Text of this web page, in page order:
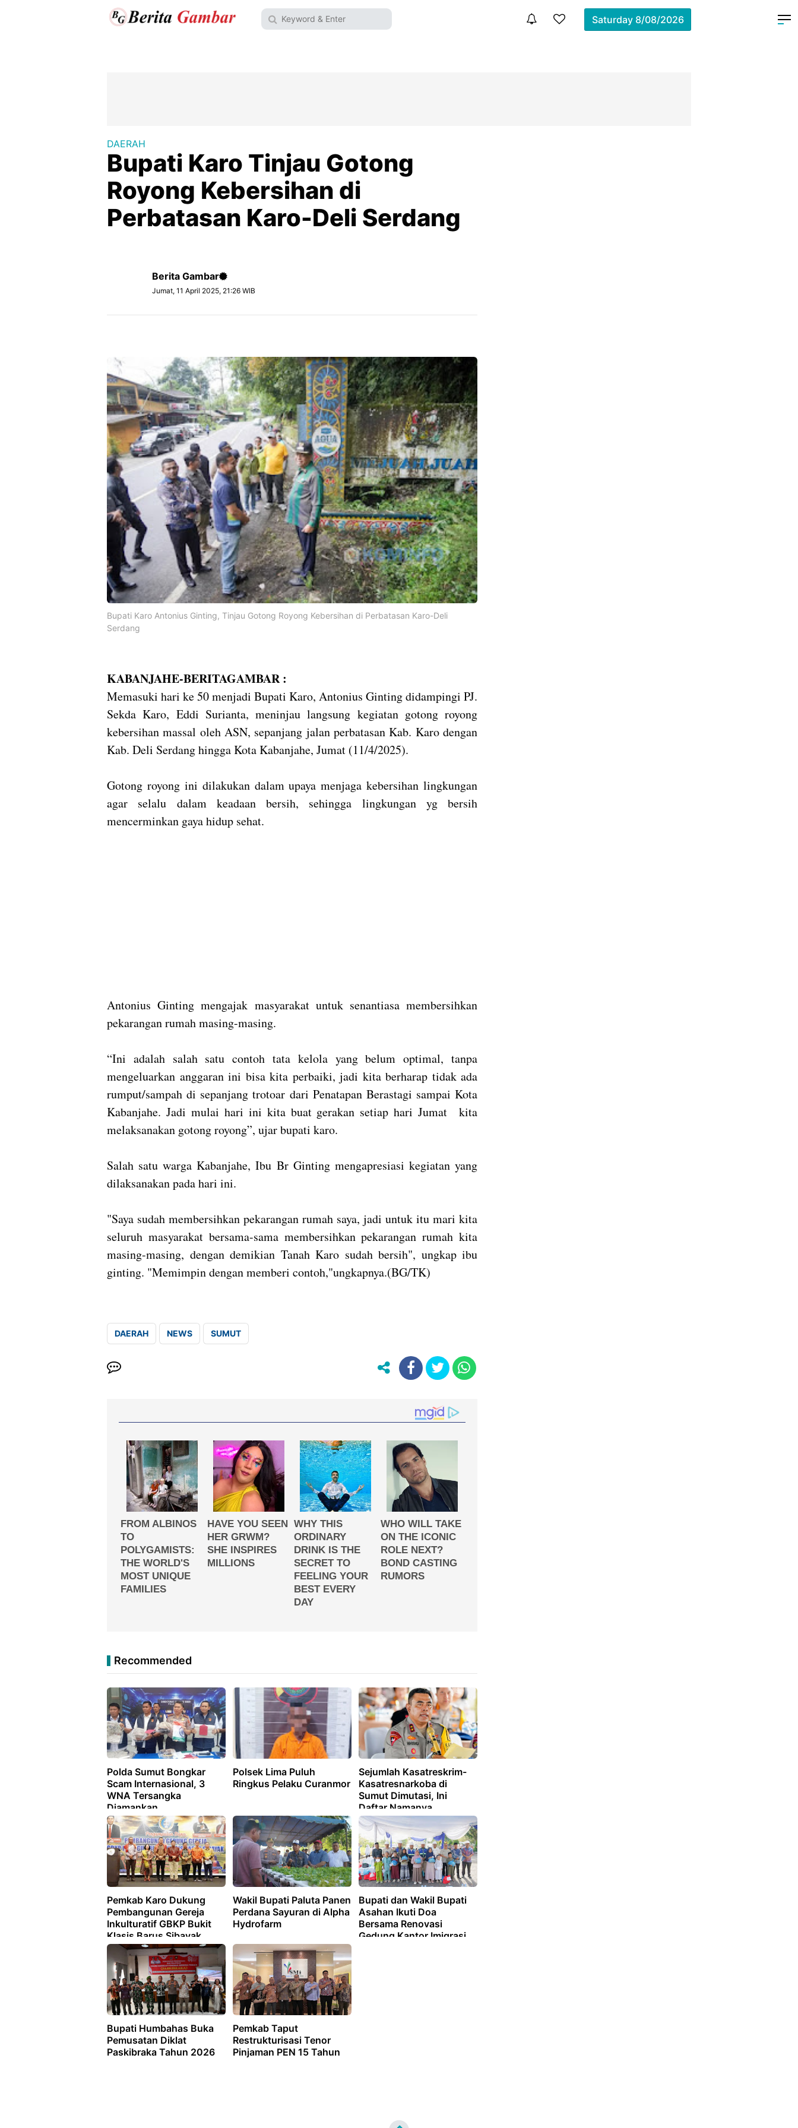
Saturday 8/08/2026
DAERAH
Bupati Karo Tinjau Gotong
Royong Kebersihan di
Perbatasan Karo-Deli Serdang
Berita Gambar
Jumat, 11 April 2025, 21:26 WIB
Bupati Karo Antonius Ginting, Tinjau Gotong Royong Kebersihan di Perbatasan Karo-Deli
Serdang
KABANJAHE-BERITAGAMBAR :
Memasuki hari ke 50 menjadi Bupati Karo, Antonius Ginting didampingi PJ.
Sekda Karo, Eddi Surianta, meninjau langsung kegiatan gotong royong
kebersihan massal oleh ASN, sepanjang jalan perbatasan Kab. Karo dengan
Kab. Deli Serdang hingga Kota Kabanjahe, Jumat (11/4/2025).
Gotong royong ini dilakukan dalam upaya menjaga kebersihan lingkungan
agar selalu dalam keadaan bersih, sehingga lingkungan yg bersih
mencerminkan gaya hidup sehat.
Antonius Ginting mengajak masyarakat untuk senantiasa membersihkan
pekarangan rumah masing-masing.
“Ini adalah salah satu contoh tata kelola yang belum optimal, tanpa
mengeluarkan anggaran ini bisa kita perbaiki, jadi kita berharap tidak ada
rumput/sampah di sepanjang trotoar dari Penatapan Berastagi sampai Kota
Kabanjahe. Jadi mulai hari ini kita buat gerakan setiap hari Jumat kita
melaksanakan gotong royong”, ujar bupati karo.
Salah satu warga Kabanjahe, Ibu Br Ginting mengapresiasi kegiatan yang
dilaksanakan pada hari ini.
"Saya sudah membersihkan pekarangan rumah saya, jadi untuk itu mari kita
seluruh masyarakat bersama-sama membersihkan pekarangan rumah kita
masing-masing, dengan demikian Tanah Karo sudah bersih", ungkap ibu
ginting. "Memimpin dengan memberi contoh,"ungkapnya.(BG/TK)
DAERAH NEWS SUMUT
Recommended
Polda Sumut Bongkar
Scam Internasional, 3
WNA Tersangka
Diamankan
Polsek Lima Puluh
Ringkus Pelaku Curanmor
Sejumlah Kasatreskrim-
Kasatresnarkoba di
Sumut Dimutasi, Ini
Daftar Namanya
Pemkab Karo Dukung
Pembangunan Gereja
Inkulturatif GBKP Bukit
Klasis Barus Sibayak
Wakil Bupati Paluta Panen
Perdana Sayuran di Alpha
Hydrofarm
Bupati dan Wakil Bupati
Asahan Ikuti Doa
Bersama Renovasi
Gedung Kantor Imigrasi
Bupati Humbahas Buka
Pemusatan Diklat
Paskibraka Tahun 2026
Pemkab Taput
Restrukturisasi Tenor
Pinjaman PEN 15 Tahun